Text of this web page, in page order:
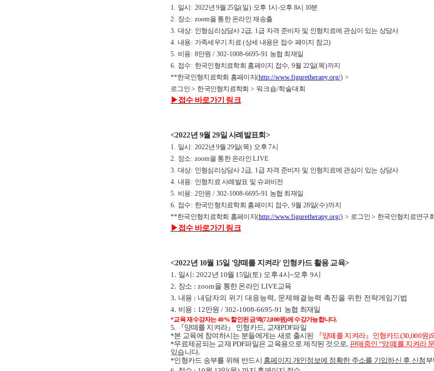
1. 일시: 2022년 9월 25일(일) 오후 1시-오후 8시 10분
2. 장소: zoom을 통한 온라인 재송출
3. 대상: 인형심리상담사 2급 , 1급 자격 준비자 및 인형치료에 관심이 있는 상담사
4. 내용: 가족세우기 치료 (상세 내용은 접수 페이지 참고)
5. 비용: 8만원 / 302-1008-6695-91 농협 최재일
6. 접수: 한국인형치료학회 홈페이지 접수 , 9월 22일(목)까지
**한국인형치료학회 홈페이지(http://www.figuretherapy.org/) >
로그인> 한국인형치료학회 > 워크숍/학술대회
▶접수 바로가기 링크
<2022년 9월 29일 사례발표회 >
1. 일시: 2022년 9월 29일(목) 오후 7시
2. 장소: zoom을 통한 온라인LIVE
3. 대상: 인형심리상담사 2급 , 1급 자격 준비자 및 인형치료에 관심이 있는 상담사
4. 내용: 인형치료 사례발표 및 슈퍼비전
5. 비용: 2만원 / 302-1008-6695-91 농협 최재일
6. 접수: 한국인형치료학회 홈페이지 접수 , 9월 28일(수)까지
**한국인형치료학회 홈페이지(http://www.figuretherapy.org/) > 로그인> 한국인형치료연구
▶접수 바로가기 링크
<2022년 10월 15일 '양떼를 지켜라' 인형카드 활용 교육>
1. 일시 : 2022년 10월 15일(토) 오후 4시 ~오후 9시
2. 장소 : zoom을 통한 온라인 LIVE교육
3. 내용 : 내담자의 위기 대응능력, 문제해결능력 촉진을 위한 전략게임기법
4. 비용 : 12만원 / 302-1008-6695-91 농협 최재일
*교육 재수강자는 40% 할인된 금액(72,000원)에 수강가능합니다.
5. 『양떼를 지켜라』
인형카드, 교재PDF파일
*본 교육에 참여하시는 분들에게는 새로 출시된
『양떼를 지켜라』 인형카드(30,000원)
*무료제공되는 교재 PDF파일은 교육용으로 제작된 것으로, 판매중인 "양 떼를 지켜라
있습니다.
*인형카드 송부를 위해 반드시 홈페이지 개인정보에 정확한 주소를 기입하신 후 신청